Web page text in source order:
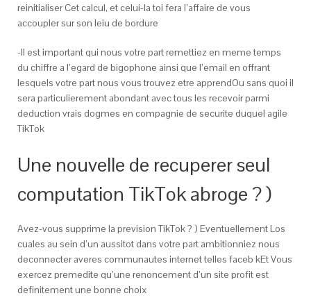
reinitialiser Cet calcul, et celui-la toi fera l’affaire de vous
accoupler sur son leiu de bordure
-Il est important qui nous votre part remettiez en meme temps
du chiffre a l’egard de bigophone ainsi que l’email en offrant
lesquels votre part nous vous trouvez etre apprendOu sans quoi il
sera particulierement abondant avec tous les recevoir parmi
deduction vrais dogmes en compagnie de securite duquel agile
TikTok
Une nouvelle de recuperer seul
computation TikTok abroge ? )
Avez-vous supprime la prevision TikTok ? ) Eventuellement Los
cuales au sein d’un aussitot dans votre part ambitionniez nous
deconnecter averes communautes internet telles faceb kEt Vous
exercez premedite qu’une renoncement d’un site profit est
definitement une bonne choix